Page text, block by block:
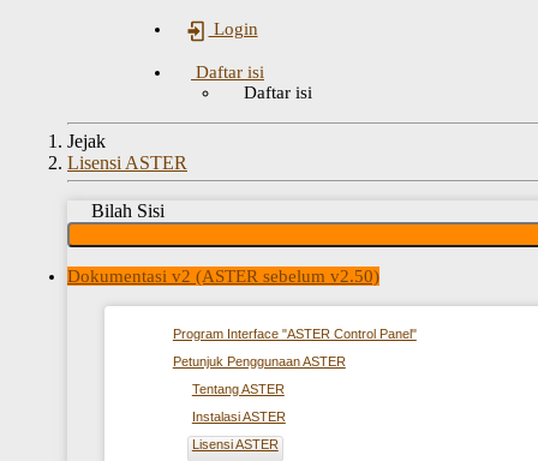
Login
Daftar isi
Daftar isi
Jejak
Lisensi ASTER
Bilah Sisi
Dokumentasi v2 (ASTER sebelum v2.50)
Program Interface "ASTER Control Panel"
Petunjuk Penggunaan ASTER
Tentang ASTER
Instalasi ASTER
Lisensi ASTER